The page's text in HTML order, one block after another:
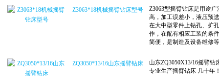
Z3063*18机械摇臂钻床型号
ZQ3050*13/16山东摇臂钻床